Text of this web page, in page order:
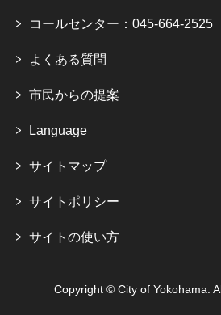
コールセンター：045-664-2525
よくある質問
市民からの提案
Language
サイトマップ
サイトポリシー
サイトの使い方
Copyright © City of Yokohama.